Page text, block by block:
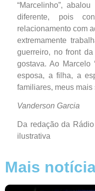
“Marcelinho”,
diferente, pois
relacionamento com
extremamente
guerreiro, no front
gostava. Ao Marcelo
esposa, a filha, a
familiares, meus
Vanderson Garcia
Da redação da
ilustrativa
Mais